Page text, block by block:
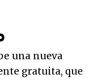
una nueva
gratuita, que